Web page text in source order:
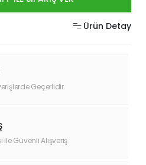
Ürün Detay
Geçerlidir.
ile Güvenli Alışveriş